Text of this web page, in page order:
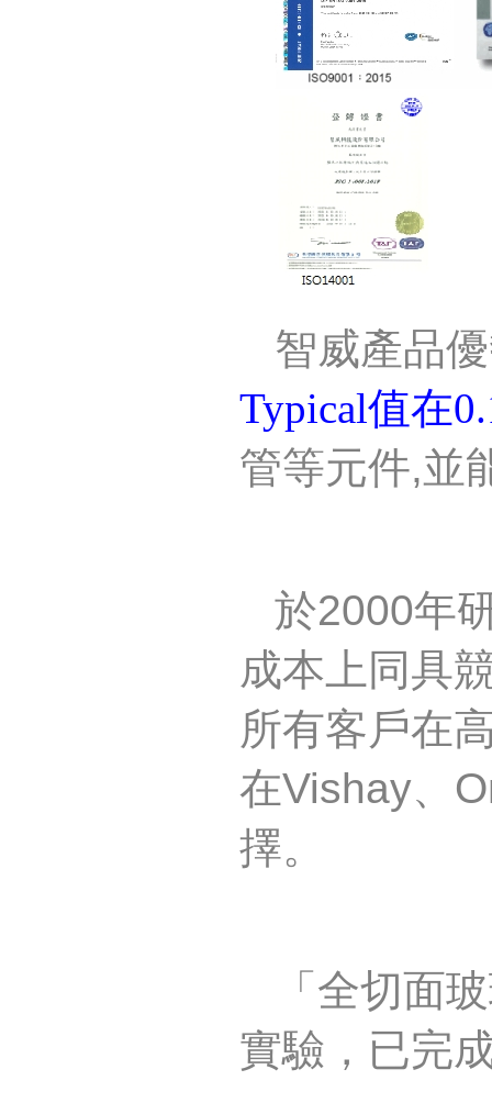
智威產品
Typical值在
管等元件,並
於2000年
成本上同具
所有客戶在
在Vishay、
擇。
「全切面
實驗，已完